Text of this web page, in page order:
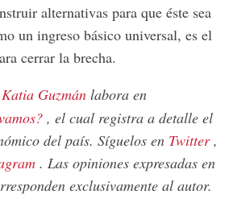
alternativas para que éste sea
un ingreso básico universal, es el
cerrar la brecha.
Katia Guzmán labora en
, el cual registra a detalle el
del país. Síguelos en Twitter ,
. Las opiniones expresadas en
exclusivamente al autor.